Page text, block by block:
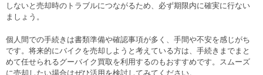
しないと売却時のトラブルにつながるため、必ず期限内に確実に行ない
ましょう。
個人間での手続きは書類準備や確認事項が多く、手間や不安を感じがち
です。将来的にバイクを売却しようと考えている方は、手続きまでまと
めて任せられるグーバイク買取を利用するのもおすすめです。スムーズ
に売却したい場合はぜひ活用を検討してみてください。